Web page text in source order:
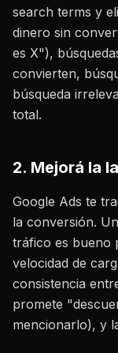
search terms y
dinero sin
es X"),
convierten,
búsqueda
total.
2. Mejorá la
Google Ads te
la conversión.
tráfico es bueno
velocidad de
consistencia
promete
mencionarlo), y